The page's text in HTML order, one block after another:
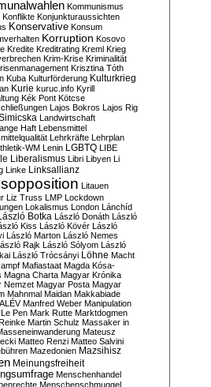
Kommunismus
Konflikte Konjunkturaussichten
Konservative Konsum
Korruption Kosovo
Kredite Kreditrating Kreml Krieg
Krim-Krise Kriminalität
Krisztina Tóth
Kuba Kulturförderung Kulturkrieg
Kurie kuruc.info Kyrill
Kék Pont Kötcse
Lajos Bokros Lajos Rig
Landwirtschaft
Haft Lebensmittel
Lehrkräfte Lehrplan
WM Lenin LGBTQ LIBE
Liberalismus Libri Libyen Li
Linke Linksallianz
Litauen
Liz Truss LMP Lockdown
Lokalismus London Lánchíd
László Botka László Donáth László
Kiss László Kövér László
László Marton László Nemes
Rajk László Sólyom László
László Trócsányi Löhne Macht
Mafiastaat Magda Kósa-
Magna Charta Magyar Krónika
Nemzet Magyar Posta Magyar
Mahnmal Maidan Makkabiade
Manfred Weber Manipulation
Pen Mark Rutte Marktdogmen
Martin Schulz Massaker in
Mateusz
Matteo Renzi Matteo Salvini
Mazedonien Mazsihisz
Meinungsfreiheit
Menschenhandel
Menschenschmuggel